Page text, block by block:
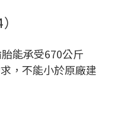
能承受670公斤
，不能小於原廠建